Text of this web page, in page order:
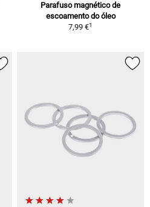
Parafuso magnético de
escoamento do óleo
7,99 €1